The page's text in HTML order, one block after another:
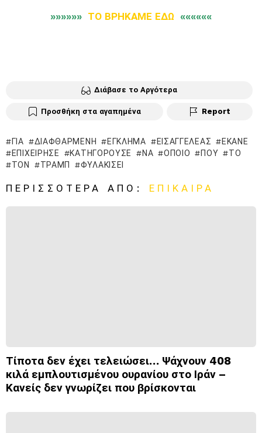
»»»»»» ΤΟ ΒΡΗΚΑΜΕ ΕΔΩ ««««««
Διάβασε το Αργότερα
Προσθήκη στα αγαπημένα Report
ΓΙΑ ΔΙΑΦΘΑΡΜΈΝΗ ΈΓΚΛΗΜΑ ΕΙΣΑΓΓΕΛΈΑΣ
ΈΚΑΝΕ
ΕΠΙΧΕΊΡΗΣΕ
ΚΑΤΗΓΟΡΟΎΣΕ ΝΑ ΟΠΟΊΟ ΠΟΥ
ΤΟ
ΤΟΝ
ΤΡΑΜΠ ΦΥΛΑΚΊΣΕΙ
ΠΕΡΙΣΣΌΤΕΡΑ ΑΠΌ: ΕΠΊΚΑΙΡΑ
Τίποτα δεν έχει τελειώσει… Ψάχνουν 408
κιλά εμπλουτισμένου ουρανίου στο Ιράν –
Κανείς δεν γνωρίζει που βρίσκονται